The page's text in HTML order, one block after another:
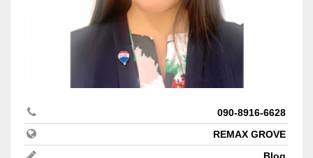
090-8916-6628
REMAX GROVE